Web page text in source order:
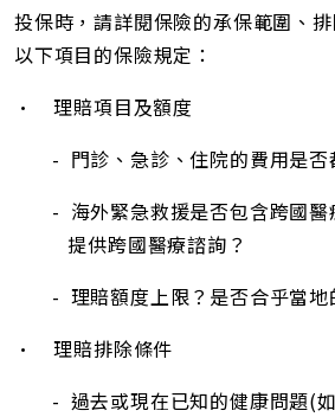
投保時，請詳閱保險的承保範圍、
以下項目的保險規定：
• 理賠項目及額度
- 門診、急診、住院的費用是否
- 海外緊急救援是否包含跨國醫
提供跨國醫療諮詢？
- 理賠額度上限？是否合乎當地
• 理賠排除條件
- 過去或現在已知的健康問題(